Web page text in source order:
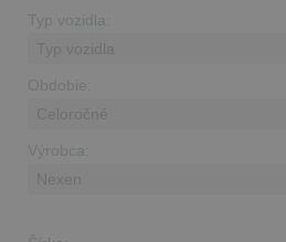
Typ vozidla:
Obdobie:
Výrobca: